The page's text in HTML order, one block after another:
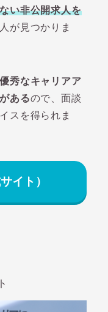
い非公開求人を
が見つかりま
優秀なキャリアア
あるので、面談
スを得られま
イト）